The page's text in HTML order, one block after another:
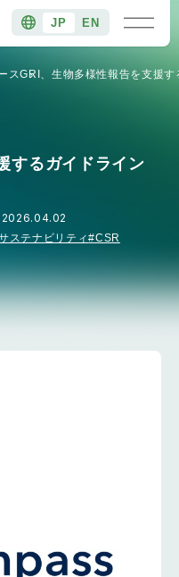
JP EN
スGRI、生物多様性報告を支援
するガイドライン
2026.04.02
ステナビリティ#CSR